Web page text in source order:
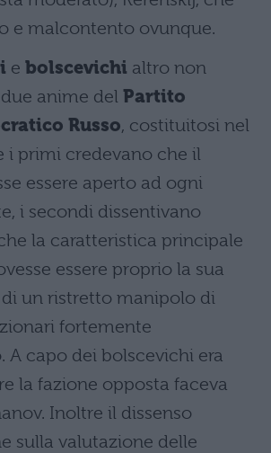
e malcontento ovunque.
e bolscevichi altro non
anime del Partito
Russo, costituitosi nel
i primi credevano che il
essere aperto ad ogni
i secondi dissentivano
la caratteristica principale
essere proprio la sua
un ristretto manipolo di
fortemente
A capo dei bolscevichi era
la fazione opposta faceva
Inoltre il dissenso
sulla valutazione delle